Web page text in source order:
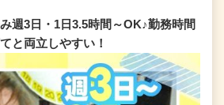
週3日・1日3.5時間～OK♪勤務時間
と両立しやすい！